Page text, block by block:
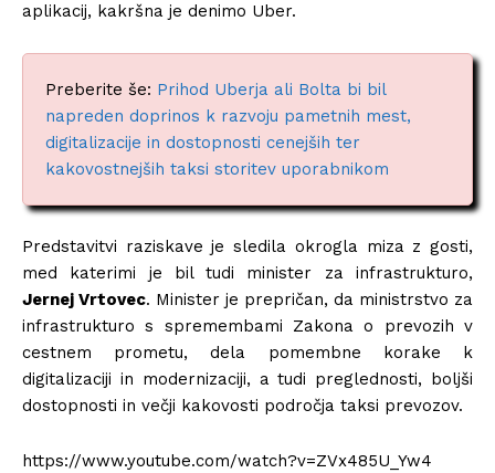
aplikacij, kakršna je denimo Uber.
Preberite še: Prihod Uberja ali Bolta bi bil
napreden doprinos k razvoju pametnih mest,
digitalizacije in dostopnosti cenejših ter
kakovostnejših taksi storitev uporabnikom
Predstavitvi raziskave je sledila okrogla miza z gosti,
med katerimi je bil tudi minister za infrastrukturo,
Jernej Vrtovec. Minister je prepričan, da ministrstvo za
infrastrukturo s spremembami Zakona o prevozih v
cestnem prometu, dela pomembne korake k
digitalizaciji in modernizaciji, a tudi preglednosti, boljši
dostopnosti in večji kakovosti področja taksi prevozov.
https://www.youtube.com/watch?v=ZVx485U_Yw4